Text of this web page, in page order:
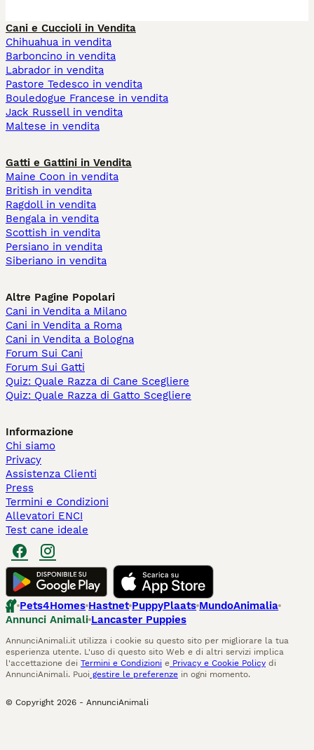
Cani e Cuccioli in Vendita
Chihuahua in vendita
Barboncino in vendita
Labrador in vendita
Pastore Tedesco in vendita
Bouledogue Francese in vendita
Jack Russell in vendita
Maltese in vendita
Gatti e Gattini in Vendita
Maine Coon in vendita
British in vendita
Ragdoll in vendita
Bengala in vendita
Scottish in vendita
Persiano in vendita
Siberiano in vendita
Altre Pagine Popolari
Cani in Vendita a Milano
Cani in Vendita a Roma
Cani in Vendita a Bologna
Forum Sui Cani
Forum Sui Gatti
Quiz: Quale Razza di Cane Scegliere
Quiz: Quale Razza di Gatto Scegliere
Informazione
Chi siamo
Privacy
Assistenza Clienti
Press
Termini e Condizioni
Allevatori ENCI
Test cane ideale
Pets4Homes Hastnet PuppyPlaats MundoAnimalia
Annunci Animali Lancaster Puppies
AnnunciAnimali.it utilizza i cookie su questo sito per migliorare la tua
esperienza utente. L'uso di questo sito Web e di altri servizi implica
l'accettazione dei Termini e Condizioni e Privacy e Cookie Policy di
AnnunciAnimali. Puoi gestire le preferenze in ogni momento.
© Copyright 2026 - AnnunciAnimali